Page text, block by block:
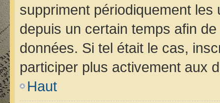
suppriment périodiquement les
depuis un certain temps afin
données. Si tel était le cas,
participer plus activement aux
Haut